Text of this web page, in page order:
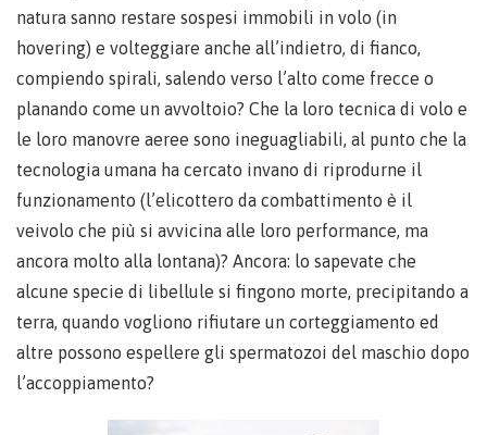
natura sanno restare sospesi immobili in volo (in
hovering) e volteggiare anche all’indietro, di fianco,
compiendo spirali, salendo verso l’alto come frecce o
planando come un avvoltoio? Che la loro tecnica di volo e
le loro manovre aeree sono ineguagliabili, al punto che la
tecnologia umana ha cercato invano di riprodurne il
funzionamento (l’elicottero da combattimento è il
veivolo che più si avvicina alle loro performance, ma
ancora molto alla lontana)? Ancora: lo sapevate che
alcune specie di libellule si fingono morte, precipitando a
terra, quando vogliono rifiutare un corteggiamento ed
altre possono espellere gli spermatozoi del maschio dopo
l’accoppiamento?